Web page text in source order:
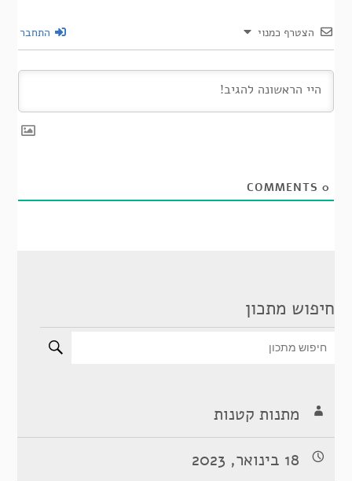
הצטרף כמנוי התחבר
0
חיפוש מתכון
מתנות קטנות
18 בינואר, 2023